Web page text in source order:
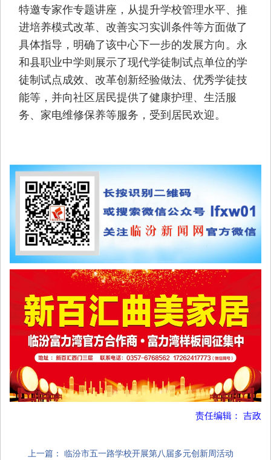
特邀专家作专题讲座，从提升学校管理水平、推
进培养模式改革、改善实习实训条件等方面做了
具体指导，明确了该中心下一步的发展方向。永
和县职业中学则展示了现代学徒制试点单位的学
徒制试点成效、改革创新经验做法、优秀学徒技
能等，并向社区居民提供了健康护理、生活服
务、家电维修保养等服务，受到居民欢迎。
责任编辑： 吉政
上一篇： 临汾市五一路学校开展第八届多元创新周活动